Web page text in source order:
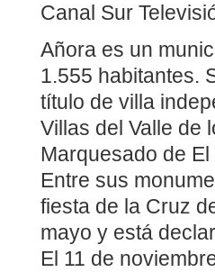
Canal Sur
Añora es un
1.555 habitantes.
título de villa
Villas del Valle de
Marquesado de
Entre sus
fiesta de la Cruz
mayo y está
El 11 de